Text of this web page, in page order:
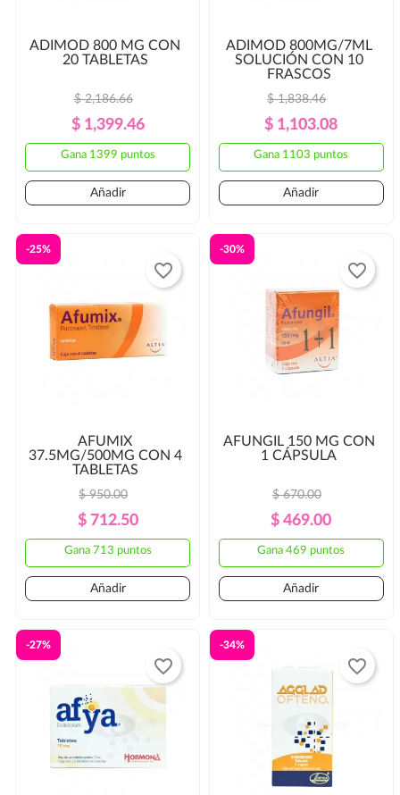
ADIMOD 800 MG CON
20 TABLETAS
Precio
Regular
$ 2,186.66
Precio
$ 1,399.46
Gana 1399 puntos
Añadir
ADIMOD 800MG/7ML
SOLUCIÓN CON 10
FRASCOS
Precio
Regular
$ 1,838.46
Precio
$ 1,103.08
Gana 1103 puntos
Añadir
AFUMIX
37.5MG/500MG CON 4
TABLETAS
Precio
Regular
$ 950.00
Precio
$ 712.50
Gana 713 puntos
-25%
Añadir
favorite_border
AFUNGIL 150 MG CON
1 CÁPSULA
Precio
Regular
$ 670.00
Precio
$ 469.00
Gana 469 puntos
-30%
Añadir
favorite_border
-27%
favorite_border
-34%
favorite_border